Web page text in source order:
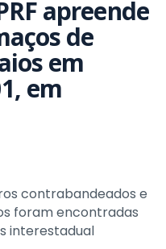
apreende
de
em
em
contrabandeados e
foram encontradas
interestadual